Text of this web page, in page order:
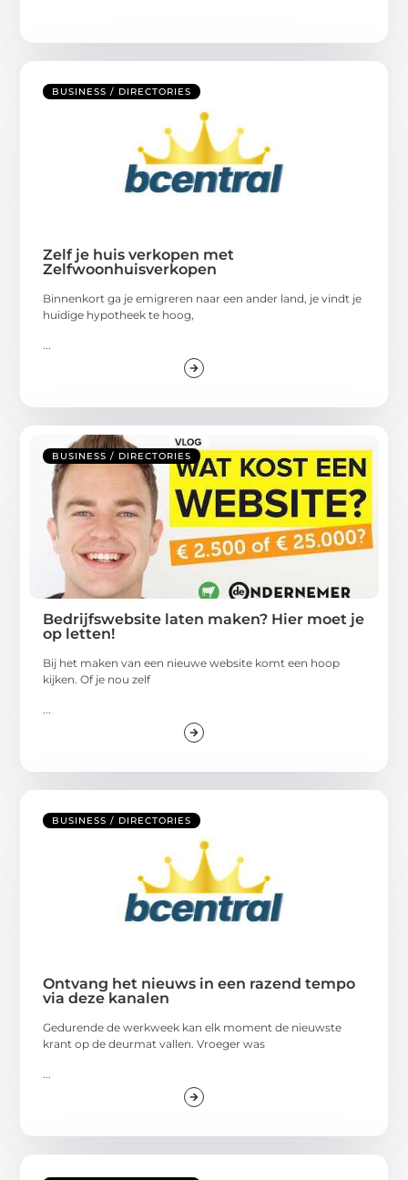
BUSINESS / DIRECTORIES
Zelf je huis verkopen met
Zelfwoonhuisverkopen
Binnenkort ga je emigreren naar een ander land, je vindt je
huidige hypotheek te hoog,
BUSINESS / DIRECTORIES
Bedrijfswebsite laten maken? Hier moet je
op letten!
Bij het maken van een nieuwe website komt een hoop
kijken. Of je nou zelf
BUSINESS / DIRECTORIES
Ontvang het nieuws in een razend tempo
via deze kanalen
Gedurende de werkweek kan elk moment de nieuwste
krant op de deurmat vallen. Vroeger was